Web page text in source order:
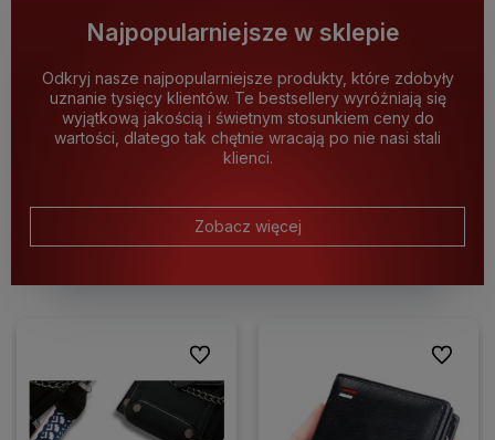
Najpopularniejsze w sklepie
Odkryj nasze najpopularniejsze produkty, które zdobyły
uznanie tysięcy klientów. Te bestsellery wyróżniają się
wyjątkową jakością i świetnym stosunkiem ceny do
wartości, dlatego tak chętnie wracają po nie nasi stali
klienci.
Zobacz więcej
Do ulubionych Do